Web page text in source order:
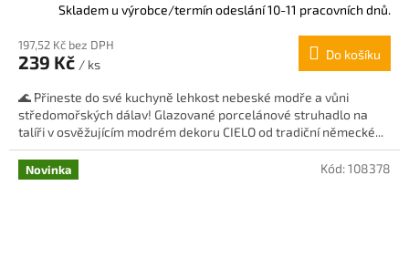
Skladem u výrobce/termín odeslání 10-11 pracovních dnů.
197,52 Kč bez DPH
239 Kč / ks
Do košíku
🌊 Přineste do své kuchyně lehkost nebeské modře a vůni
středomořských dálav! Glazované porcelánové struhadlo na
talíři v osvěžujícím modrém dekoru CIELO od tradiční německé...
Novinka Kód:108378